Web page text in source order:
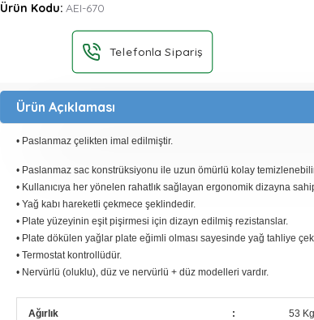
Ürün Kodu: AEI-670
Telefonla Sipariş
Ürün Açıklaması
• Paslanmaz çelikten imal edilmiştir.
• Paslanmaz sac konstrüksiyonu ile uzun ömürlü kolay
• Kullanıcıya her yönelen rahatlık sağlayan ergonomik dizayna
• Yağ kabı hareketli çekmece şeklindedir.
• Plate yüzeyinin eşit pişirmesi için dizayn edilmiş rezistanslar.
• Plate dökülen yağlar plate eğimli olması sayesinde yağ tahliye
• Termostat kontrollüdür.
• Nervürlü (oluklu), düz ve nervürlü + düz modelleri vardır.
Ağırlık : 53 Kg